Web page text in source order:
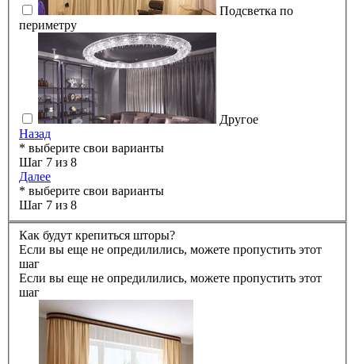
Подсветка по
периметру
Другое
Назад
* выберите свои варианты
Шаг 7 из 8
Далее
* выберите свои варианты
Шаг 7 из 8
Как будут крепиться шторы?
Если вы еще не опредилились, можете пропустить этот
шаг
Если вы еще не опредилились, можете пропустить этот
шаг